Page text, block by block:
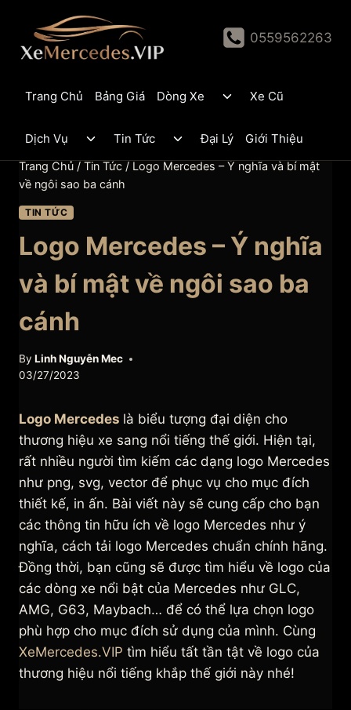
content
0559562263
Trang Chủ Bảng Giá Dòng Xe
ToggleXe Cũ
Dịch Vụ
Toggle
menu
Tin Tức
Toggle
menu
Đại Lý Giới Thiệu
Trang Chủ / Tin Tức / Logo Mercedes – Ý nghĩa và bí mật
về ngôi sao ba cánh
TIN TỨC
Logo Mercedes – Ý nghĩa
và bí mật về ngôi sao ba
cánh
By Linh Nguyễn Mec
03/27/2023
Logo Mercedes là biểu tượng đại diện cho
thương hiệu xe sang nổi tiếng thế giới. Hiện tại,
rất nhiều người tìm kiếm các dạng logo Mercedes
như png, svg, vector để phục vụ cho mục đích
thiết kế, in ấn. Bài viết này sẽ cung cấp cho bạn
các thông tin hữu ích về logo Mercedes như ý
nghĩa, cách tải logo Mercedes chuẩn chính hãng.
Đồng thời, bạn cũng sẽ được tìm hiểu về logo của
các dòng xe nổi bật của Mercedes như GLC,
AMG, G63, Maybach… để có thể lựa chọn logo
phù hợp cho mục đích sử dụng của mình. Cùng
XeMercedes.VIP tìm hiểu tất tần tật về logo của
thương hiệu nổi tiếng khắp thế giới này nhé!